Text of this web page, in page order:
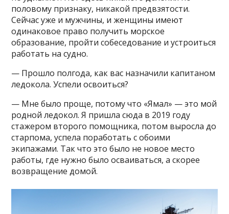
половому признаку, никакой предвзятости.
Сейчас уже и мужчины, и женщины имеют
одинаковое право получить морское
образование, пройти собеседование и устроиться
работать на судно.
— Прошло полгода, как вас назначили капитаном
ледокола. Успели освоиться?
— Мне было проще, потому что «Ямал» — это мой
родной ледокол. Я пришла сюда в 2019 году
стажером второго помощника, потом выросла до
старпома, успела поработать с обоими
экипажами. Так что это было не новое место
работы, где нужно было осваиваться, а скорее
возвращение домой.